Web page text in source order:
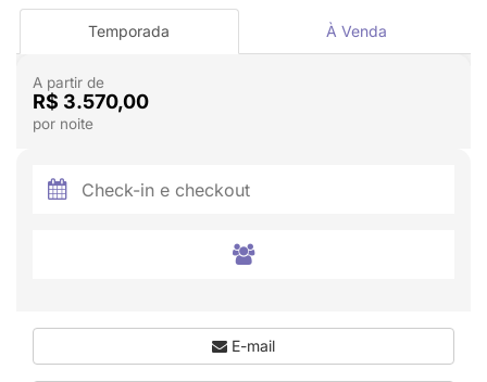
Temporada À Venda
A partir de
R$ 3.570,00
por noite
E-mail